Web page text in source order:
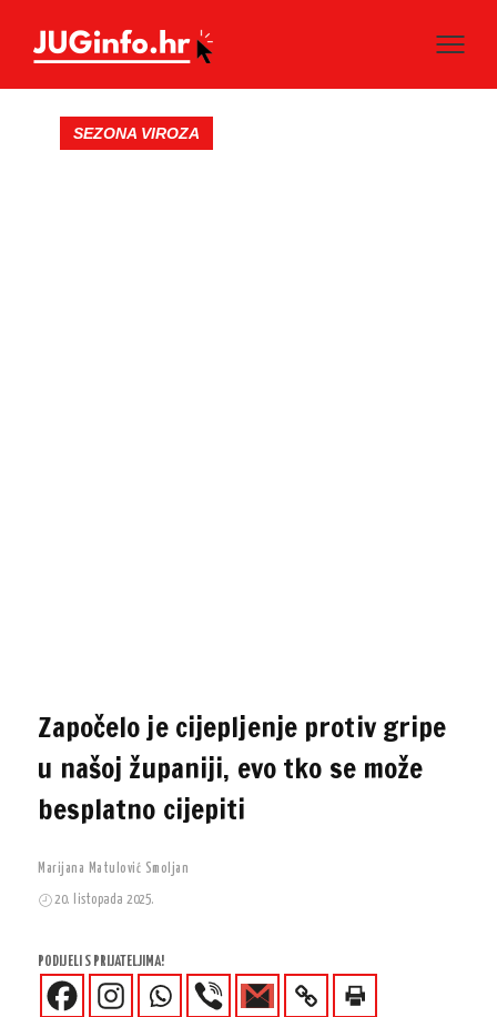
SEZONA VIROZA
Započelo je cijepljenje protiv gripe
u našoj županiji, evo tko se može
besplatno cijepiti
Marijana Matulović Smoljan
20. listopada 2025.
PODIJELI S PRIJATELJIMA!